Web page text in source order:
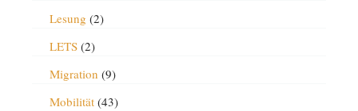
Lesung (2)
LETS(2)
Migration (9)
Mobilität(43)